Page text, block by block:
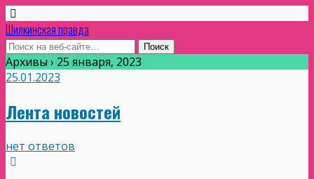
Шилкинская правда
Архивы › 25 января, 2023
25.01.2023
Лента новостей
нет ответов